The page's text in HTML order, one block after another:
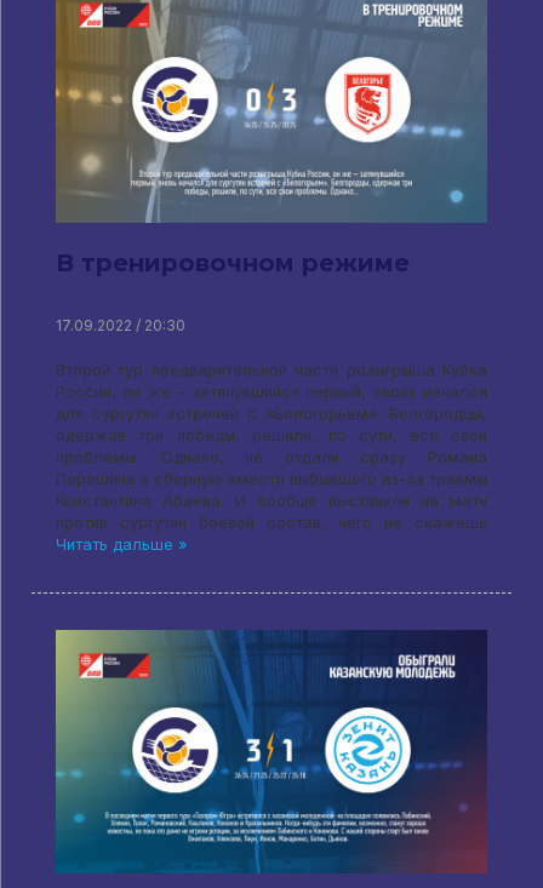
В тренировочном режиме
17.09.2022 / 20:30
Второй тур предварительной части розыгрыша Кубка
России, он же – затянувшийся первый, вновь начался
для сургутян встречей с «Белогорьем». Белгородцы,
одержав три победы, решили, по сути, все свои
проблемы. Однако, не отдали сразу Романа
Порошина в сборную вместо выбывшего из-за травмы
Константина Абаева. И вообще выставили на матч
против сургутян боевой состав, чего не скажешь
Читать дальше »